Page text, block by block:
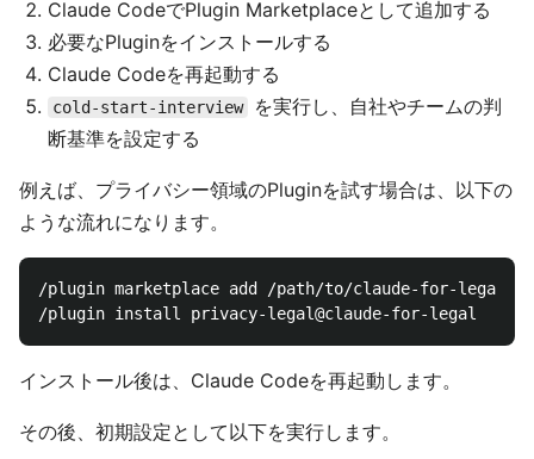
Claude CodeでPlugin Marketplaceとして追加する
必要なPluginをインストールする
Claude Codeを再起動する
cold-start-interview
を実行し、自社やチームの判
断基準を設定する
例えば、プライバシー領域のPluginを試す場合は、以下の
ような流れになります。
/plugin marketplace add /path/to/claude-for-legal
インストール後は、Claude Codeを再起動します。
その後、初期設定として以下を実行します。